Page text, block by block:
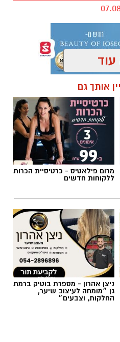
כניסת השבת ברמת גן
הנס
אותך גם
מרום פילאטיס - כרטיסיית הכרות
ללקוחות חדשים
ניצן אהרון - מספרת בוטיק ברמת
גן ״מומחה לעיצוב שיער,
החלקות, וצבעים״